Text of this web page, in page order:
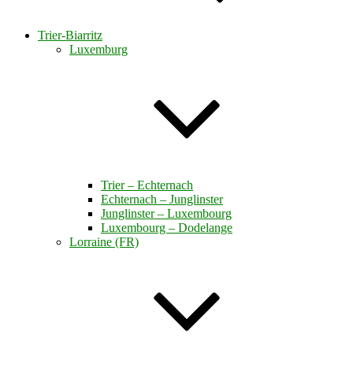
Trier-Biarritz
Luxemburg
Trier – Echternach
Echternach – Junglinster
Junglinster – Luxembourg
Luxembourg – Dodelange
Lorraine (FR)